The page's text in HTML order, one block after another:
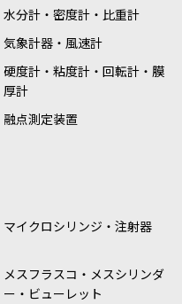
水分計・密度計・比重計
気象計器・風速計
硬度計・粘度計・回転計・膜
厚計
融点測定装置
マイクロシリンジ・注射器
メスフラスコ・メスシリンダ
ー・ビューレット